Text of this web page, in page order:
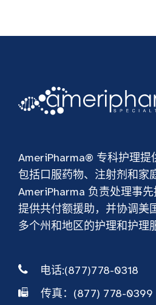
AmeriPharma® 专科护理提
包括口服药物、注射剂和家
AmeriPharma 负责处理事先
提供共付额援助，并协调美
多个州和地区的护理和护理
电话:(877)778-0318
传真：(877) 778-0399